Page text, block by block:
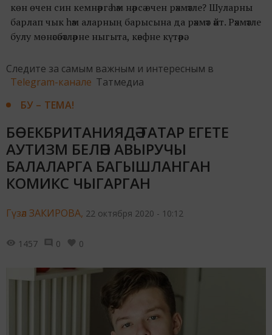
көн өчен син кемнәргә һәм нәрсә өчен рәхмәтле? Шуларны
барлап чык һәм аларның барысына да рәхмәт әйт. Рәхмәтле
булу мөнәсәбәтләрне ныгыта, кәефне күтәрә.
Следите за самым важным и интересным в
Telegram-канале Татмедиа
БУ – ТЕМА!
БӨЕКБРИТАНИЯДӘ ТАТАР ЕГЕТЕ
АУТИЗМ БЕЛӘН АВЫРУЧЫ
БАЛАЛАРГА БАГЫШЛАНГАН
КОМИКС ЧЫГАРГАН
Гүзәл ЗАКИРОВА, 22 октября 2020 - 10:12
1457 0 0